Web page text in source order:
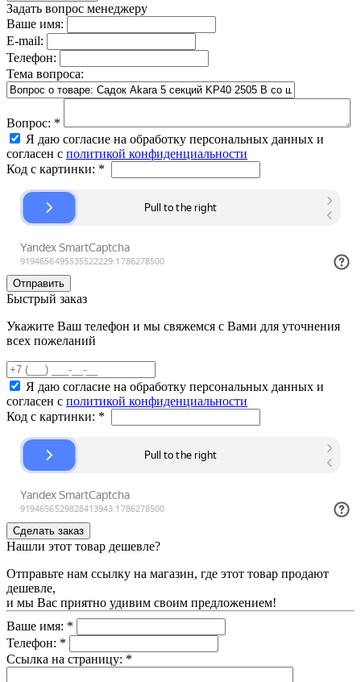
Задать вопрос менеджеру
Ваше имя:
E-mail:
Телефон:
Тема вопроса:
Вопрос: *
Я даю согласие на обработку персональных данных и
согласен с политикой конфиденциальности
Код с картинки: *
Быстрый заказ
Укажите Ваш телефон и мы свяжемся с Вами для уточнения
всех пожеланий
Я даю согласие на обработку персональных данных и
согласен с политикой конфиденциальности
Код с картинки: *
Нашли этот товар дешевле?
Отправьте нам ссылку на магазин, где этот товар продают
дешевле,
и мы Вас приятно удивим своим предложением!
Ваше имя: *
Телефон: *
Ссылка на страницу: *